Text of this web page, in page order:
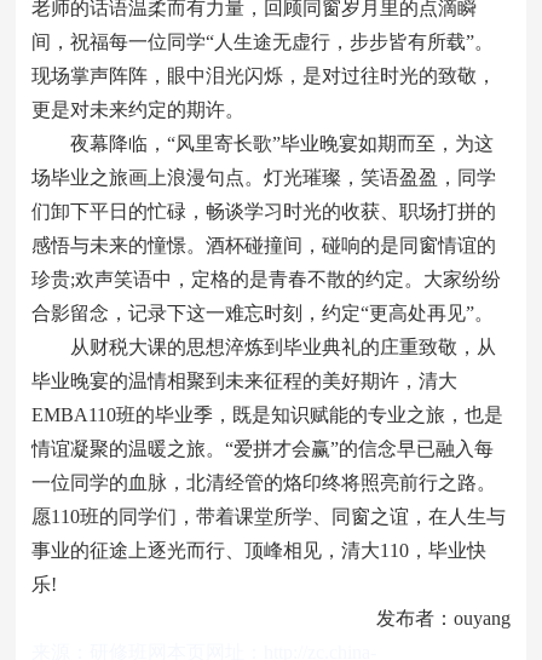
老师的话语温柔而有力量，回顾同窗岁月里的点滴瞬
间，祝福每一位同学“人生途无虚行，步步皆有所载”。
现场掌声阵阵，眼中泪光闪烁，是对过往时光的致敬，
更是对未来约定的期许。
夜幕降临，“风里寄长歌”毕业晚宴如期而至，为这
场毕业之旅画上浪漫句点。灯光璀璨，笑语盈盈，同学
们卸下平日的忙碌，畅谈学习时光的收获、职场打拼的
感悟与未来的憧憬。酒杯碰撞间，碰响的是同窗情谊的
珍贵;欢声笑语中，定格的是青春不散的约定。大家纷纷
合影留念，记录下这一难忘时刻，约定“更高处再见”。
从财税大课的思想淬炼到毕业典礼的庄重致敬，从
毕业晚宴的温情相聚到未来征程的美好期许，清大
EMBA110班的毕业季，既是知识赋能的专业之旅，也是
情谊凝聚的温暖之旅。“爱拼才会赢”的信念早已融入每
一位同学的血脉，北清经管的烙印终将照亮前行之路。
愿110班的同学们，带着课堂所学、同窗之谊，在人生与
事业的征途上逐光而行、顶峰相见，清大110，毕业快
乐!
发布者：ouyang